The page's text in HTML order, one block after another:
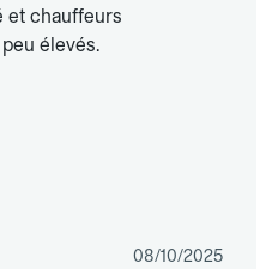
et chauffeurs
élevés.
08/10/2025